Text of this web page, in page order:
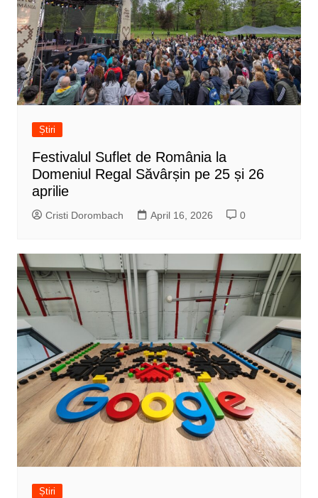
Știri
Festivalul Suflet de România la
Domeniul Regal Săvârșin pe 25 și 26
aprilie
Cristi Dorombach April 16, 2026 0
Știri